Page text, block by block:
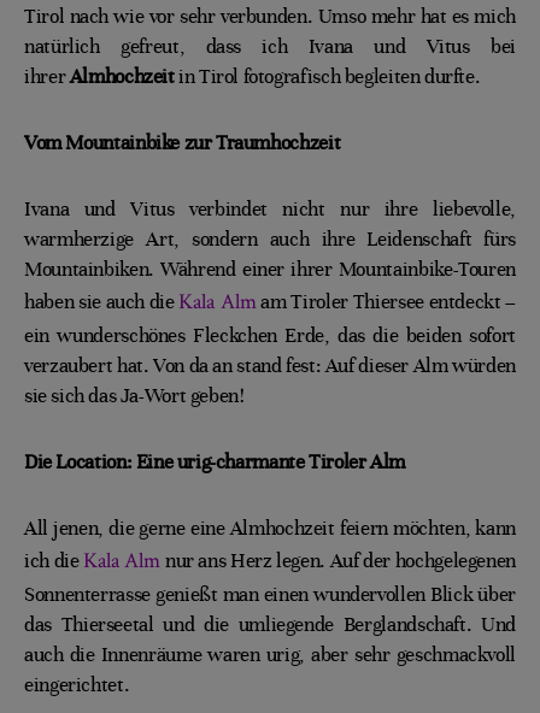
Tirol nach wie vor sehr verbunden. Umso mehr hat es mich
natürlich gefreut, dass ich Ivana und Vitus bei
ihrerAlmhochzeitin Tirol fotografisch begleiten durfte.
Vom Mountainbike zur Traumhochzeit
Ivana und Vitus verbindet nicht nur ihre liebevolle,
warmherzige Art, sondern auch ihre Leidenschaft fürs
Mountainbiken. Während einer ihrer Mountainbike-Touren
haben sie auch dieKala Almam Tiroler Thiersee entdeckt –
ein wunderschönes Fleckchen Erde, das die beiden sofort
verzaubert hat. Von da an stand fest: Auf dieser Alm würden
sie sich das Ja-Wort geben!
Die Location: Eine urig-charmante Tiroler Alm
All jenen, die gerne eine Almhochzeit feiern möchten, kann
ich dieKala Almnur ans Herz legen. Auf der hochgelegenen
Sonnenterrasse genießt man einen wundervollen Blick über
das Thierseetal und die umliegende Berglandschaft. Und
auch die Innenräume waren urig, aber sehr geschmackvoll
eingerichtet.